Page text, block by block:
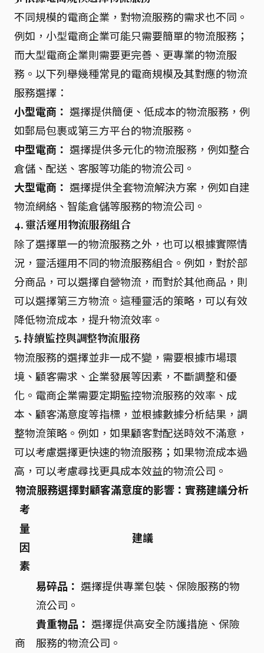
不同規模的電商企業，對物流服務的需求也不同。
例如，小型電商企業可能只需要簡單的物流服務；
而大型電商企業則需要更完善、更專業的物流服
務。以下列舉幾種常見的電商規模及其對應的物流
服務選擇：
小型電商： 選擇提供簡便、低成本的物流服務，例
如郵局包裹或第三方平台的物流服務。
中型電商： 選擇提供多元化的物流服務，例如整合
倉儲、配送、客服等功能的物流公司。
大型電商： 選擇提供全套物流解決方案，例如自建
物流網絡、智能倉儲等服務的物流公司。
4. 靈活運用物流服務組合
除了選擇單一的物流服務之外，也可以根據實際情
況，靈活運用不同的物流服務組合。例如，對於部
分商品，可以選擇自營物流，而對於其他商品，則
可以選擇第三方物流。這種靈活的策略，可以有效
降低物流成本，提升物流效率。
5. 持續監控與調整物流服務
物流服務的選擇並非一成不變，需要根據市場環
境、顧客需求、企業發展等因素，不斷調整和優
化。電商企業需要定期監控物流服務的效率、成
本、顧客滿意度等指標，並根據數據分析結果，調
整物流策略。例如，如果顧客對配送時效不滿意，
可以考慮選擇更快速的物流服務；如果物流成本過
高，可以考慮尋找更具成本效益的物流公司。
物流服務選擇對顧客滿意度的影響：實務建議分析
考
量
因
素
建議
商
易碎品： 選擇提供專業包裝、保險服務的物
流公司。
貴重物品： 選擇提供高安全防護措施、保險
服務的物流公司。